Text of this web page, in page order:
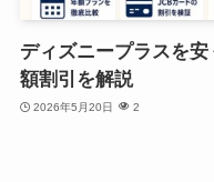
ディズニープラスを
額割引を解説
2026年5月20日 2